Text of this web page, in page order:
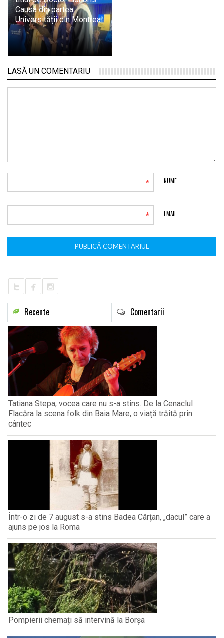
Causa din partea
Universității din Montreal
LASĂ UN COMENTARIU
NUME
*
EMAIL
*
Recente Comentarii
Tatiana Stepa, vocea care nu s-a stins. De la Cenaclul
Flacăra la scena folk din Baia Mare, o viață trăită prin
cântec
Într-o zi de 7 august s-a stins Badea Cârțan, „dacul” care a
ajuns pe jos la Roma
Pompierii chemați să intervină la Borșa